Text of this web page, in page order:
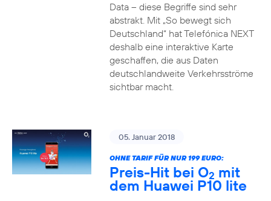
Data – diese Begriffe sind sehr
abstrakt. Mit „So bewegt sich
Deutschland“ hat Telefónica NEXT
deshalb eine interaktive Karte
geschaffen, die aus Daten
deutschlandweite Verkehrsströme
sichtbar macht.
05. Januar 2018
OHNE TARIF FÜR NUR 199 EURO:
Preis-Hit bei O2 mit
dem Huawei P10 lite